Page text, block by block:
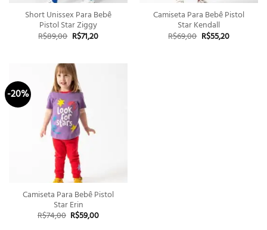
Short Unissex Para Bebê
Pistol Star Ziggy
R$89,00 O
preço
R$89,00.
R$71,20O
Camiseta Para Bebê Pistol
Star Kendall
R$69,00 O
preço
R$55,20O
-20%
Camiseta Para Bebê Pistol
Star Erin
R$74,00 O
preço
R$59,00O